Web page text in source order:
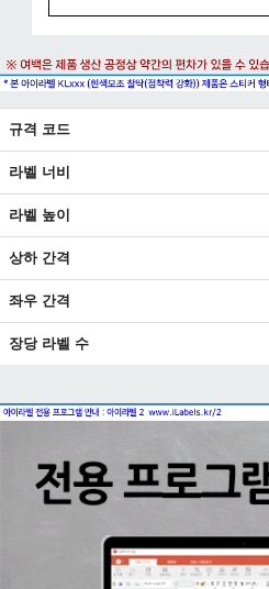
규격 코드
라벨 너비
라벨 높이
상하 간격
좌우 간격
장당 라벨 수